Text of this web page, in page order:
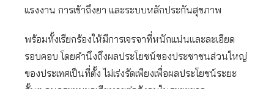
แรงงาน การเข้าถึงยา และระบบหลักประกันสุขภาพ
พร้อมทั้งเรียกร้องให้มีการเจรจาที่หนักแน่นและละเอียด
รอบคอบ โดยคำนึงถึงผลประโยชน์ของประชาชนส่วนใหญ่
ของประเทศเป็นที่ตั้ง ไม่เร่งรัดเพียงเพื่อผลประโยชน์ระยะ